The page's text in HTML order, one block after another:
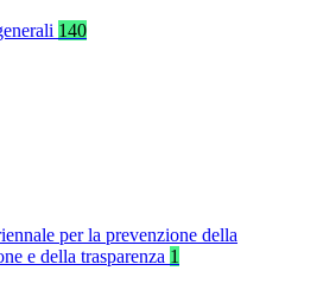
140
per la prevenzione della
e della trasparenza 1